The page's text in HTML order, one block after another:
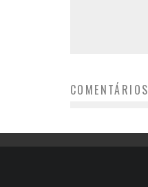
COMENTÁRIOS